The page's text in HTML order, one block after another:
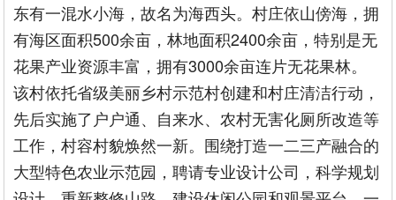
东有一混水小海，故名为海西头。村庄依山傍海，拥
有海区面积500余亩，林地面积2400余亩，特别是无
花果产业资源丰富，拥有3000余亩连片无花果林。
该村依托省级美丽乡村示范村创建和村庄清洁行动，
先后实施了户户通、自来水、农村无害化厕所改造等
工作，村容村貌焕然一新。围绕打造一二三产融合的
大型特色农业示范园，聘请专业设计公司，科学规划